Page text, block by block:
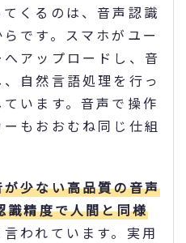
くるのは、音声認識
です。スマホがユー
アップロードし、音
自然言語処理を行っ
います。音声で操作
もおおむね同じ仕組
少ない高品質の音声
識精度で人間と同様
言われています。実用